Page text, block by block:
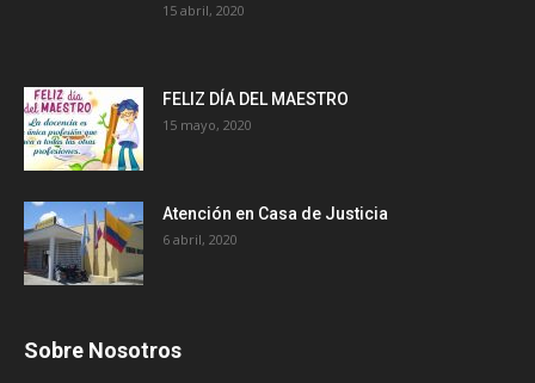
15 abril, 2020
FELIZ DÍA DEL MAESTRO
15 mayo, 2020
Atención en Casa de Justicia
6 abril, 2020
Sobre Nosotros